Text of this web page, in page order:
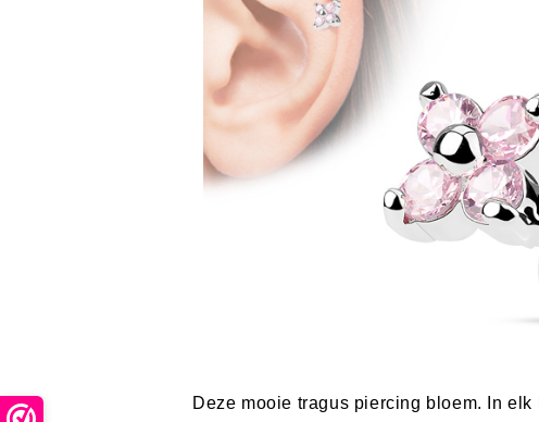
Deze mooie tragus piercing bloem. In